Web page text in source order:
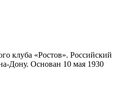
клуба «Ростов». Российский
Дону. Основан 10 мая 1930